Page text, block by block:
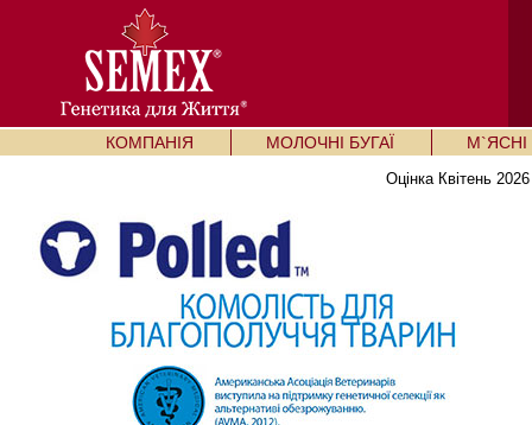
КОМПАНІЯ МОЛОЧНІ БУГАЇ М`ЯСНІ
Оцінка Квітень